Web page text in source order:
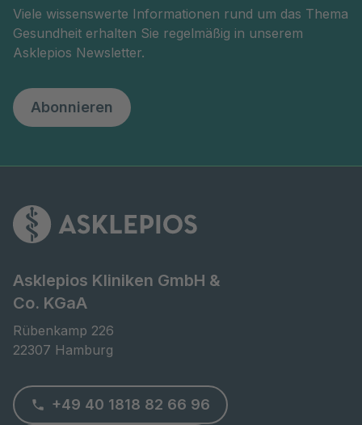
Viele wissenswerte Informationen rund um das Thema
Gesundheit erhalten Sie regelmäßig in unserem
Asklepios Newsletter.
Abonnieren
Asklepios Kliniken GmbH &
Co. KGaA
Rübenkamp 226
22307 Hamburg
+49 40 1818 82 66 96